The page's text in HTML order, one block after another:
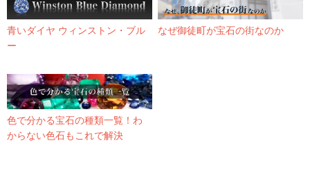
青いダイヤ ウィンストン・ブル
ー
なぜ御徒町が宝石の街なのか
色で分かる宝石の種類一覧！わ
からない色石もこれで解決